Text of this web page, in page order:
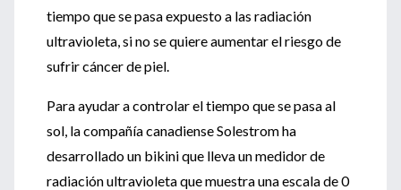
tiempo que se pasa expuesto a las radiación
ultravioleta, si no se quiere aumentar el riesgo de
sufrir cáncer de piel.
Para ayudar a controlar el tiempo que se pasa al
sol, la compañía canadiense Solestrom ha
desarrollado un bikini que lleva un medidor de
radiación ultravioleta que muestra una escala de 0